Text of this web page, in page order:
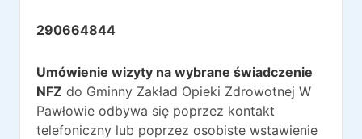
290664844
Umówienie wizyty na wybrane świadczenie
NFZ do Gminny Zakład Opieki Zdrowotnej W
Pawłowie odbywa się poprzez kontakt
telefoniczny lub poprzez osobiste wstawienie